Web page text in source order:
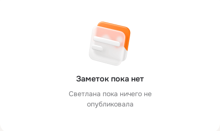
Заметок пока нет
Светлана пока ничего не
опубликовала